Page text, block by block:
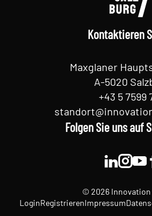
Kontaktieren
Maxglaner
A-5020
+43 5 7599
Folgen Sie uns auf
© 2026 Innovation
LoginRegistrierenImpressum